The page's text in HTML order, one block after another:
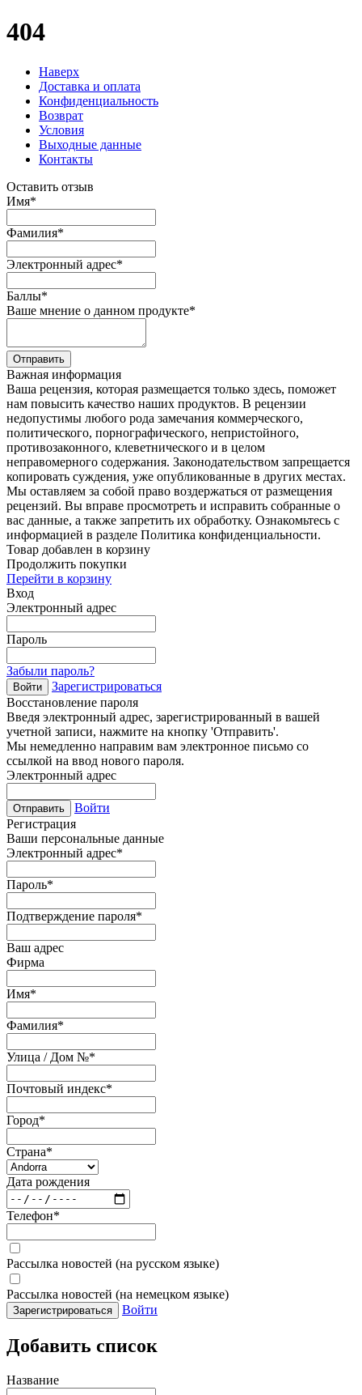
404
Наверх
Доставка и оплата
Конфиденциальность
Возврат
Условия
Выходные данные
Контакты
Оставить отзыв
Имя*
Фамилия*
Электронный адрес*
Баллы*
Ваше мнение о данном продукте*
Отправить
Важная информация
Ваша рецензия, которая размещается только здесь, поможет
нам повысить качество наших продуктов. В рецензии
недопустимы любого рода замечания коммерческого,
политического, порнографического, непристойного,
противозаконного, клеветнического и в целом
неправомерного содержания. Законодательством запрещается
копировать суждения, уже опубликованные в других местах.
Мы оставляем за собой право воздержаться от размещения
рецензий. Вы вправе просмотреть и исправить собранные о
вас данные, а также запретить их обработку. Ознакомьтесь с
информацией в разделе Политика конфиденциальности.
Товар добавлен в корзину
Продолжить покупки
Перейти в корзину
Вход
Электронный адрес
Пароль
Забыли пароль?
Войти
Зарегистрироваться
Восстановление пароля
Введя электронный адрес, зарегистрированный в вашей
учетной записи, нажмите на кнопку 'Отправить'.
Мы немедленно направим вам электронное письмо со
ссылкой на ввод нового пароля.
Электронный адрес
Отправить
Войти
Регистрация
Ваши персональные данные
Электронный адрес*
Пароль*
Подтверждение пароля*
Ваш адрес
Фирма
Имя*
Фамилия*
Улица / Дом №*
Почтовый индекс*
Город*
Страна*
Дата рождения
Телефон*
Рассылка новостей (на русском языке)
Рассылка новостей (на немецком языке)
Зарегистрироваться Войти
Добавить список
Название